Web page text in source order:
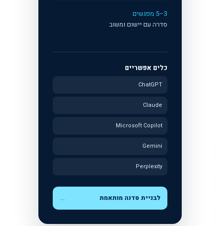
3–5 מפגשים
סדרה עם יישום ומשוב
כלים אפשריים
ChatGPT
Claude
Microsoft Copilot
Gemini
Perplexity
לבניית סדנה מותאמת ←